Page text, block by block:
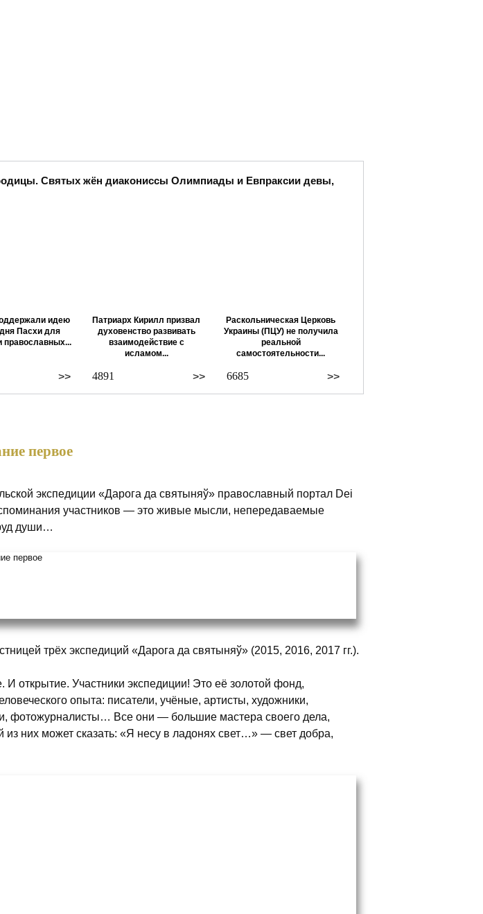
Святых жён диакониссы Олимпиады и Евпраксии девы,
идею
Пасхи для
православных...
>>
Патриарх Кирилл призвал
духовенство развивать
взаимодействие с
исламом...
>>
4891
Раскольническая Церковь
Украины (ПЦУ) не получила
реальной
самостоятельности...
>>
6685
первое
экспедиции «Дарога да святыняў» православный портал Dei
участников — это живые мысли, непередаваемые
души…
трёх экспедиций «Дарога да святыняў» (2015, 2016, 2017 гг.).
открытие. Участники экспедиции! Это её золотой фонд,
опыта: писатели, учёные, артисты, художники,
фотожурналисты… Все они — большие мастера своего дела,
них может сказать: «Я несу в ладонях свет…» — свет добра,